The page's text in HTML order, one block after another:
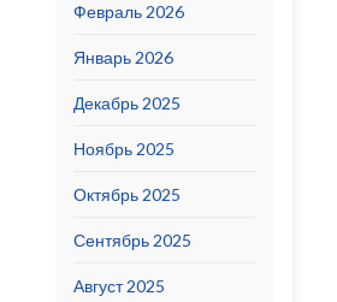
Февраль 2026
Январь 2026
Декабрь 2025
Ноябрь 2025
Октябрь 2025
Сентябрь 2025
Август 2025